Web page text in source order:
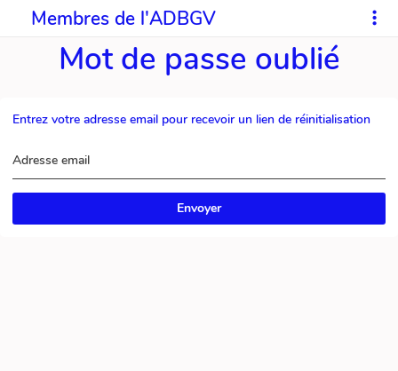
Membres de l'ADBGV
Mot de passe oublié
Entrez votre adresse email pour recevoir un lien de réinitialisation
Adresse email
Envoyer